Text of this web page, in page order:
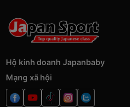
Hộ kinh doanh Japanbaby
Mạng xã hội